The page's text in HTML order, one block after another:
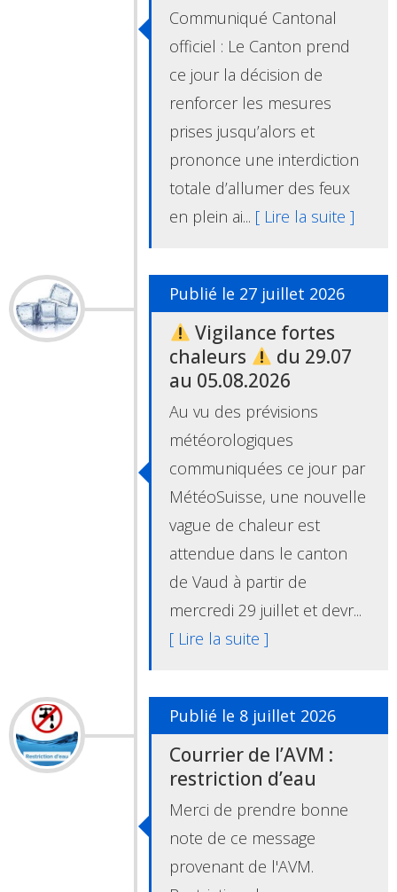
Communiqué Cantonal
officiel : Le Canton prend
ce jour la décision de
renforcer les mesures
prises jusqu’alors et
prononce une interdiction
totale d’allumer des feux
en plein ai... [ Lire la suite ]
Publié le 27 juillet 2026
Vigilance fortes
chaleurs
du 29.07
au 05.08.2026
Au vu des prévisions
météorologiques
communiquées ce jour par
MétéoSuisse, une nouvelle
vague de chaleur est
attendue dans le canton
de Vaud à partir de
mercredi 29 juillet et devr...
[ Lire la suite ]
Publié le 8 juillet 2026
Courrier de l’AVM :
restriction d’eau
Merci de prendre bonne
note de ce message
provenant de l'AVM.